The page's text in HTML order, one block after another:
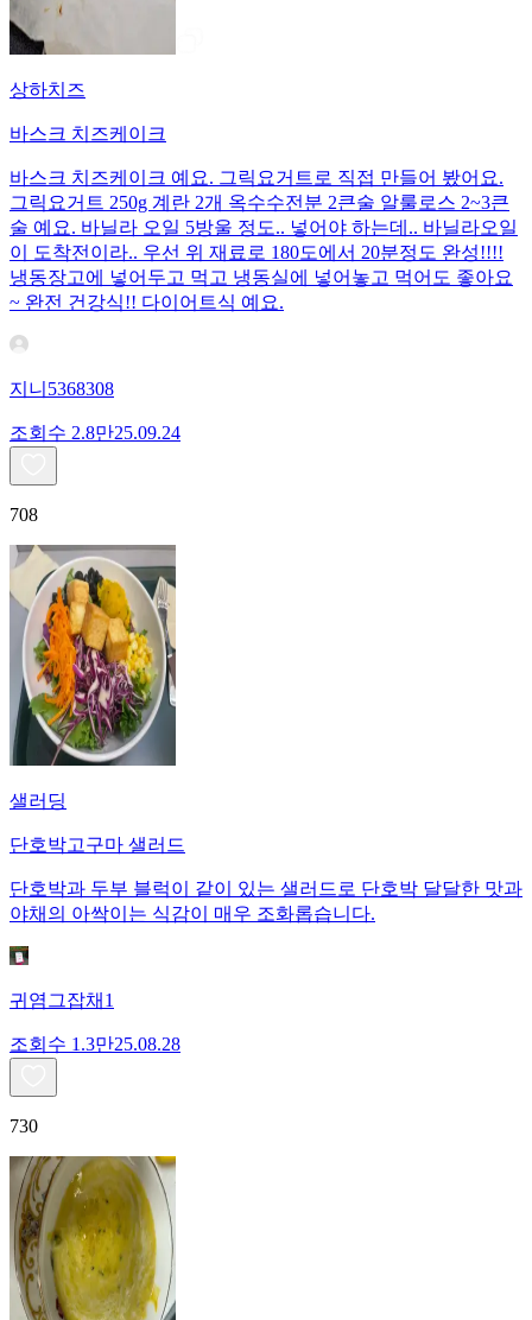
상하치즈
바스크 치즈케이크
바스크 치즈케이크 예요. 그릭요거트로 직접 만들어 봤어요.
그릭요거트 250g 계란 2개 옥수수전분 2큰술 알룰로스 2~3큰
술 예요. 바닐라 오일 5방울 정도.. 넣어야 하는데.. 바닐라오일
이 도착전이라.. 우선 위 재료로 180도에서 20분정도 완성!!!!
냉동장고에 넣어두고 먹고 냉동실에 넣어놓고 먹어도 좋아요
~ 완전 건강식!! 다이어트식 예요.
지니5368308
조회수 2.8만25.09.24
708
샐러딩
단호박고구마 샐러드
단호박과 두부 블럭이 같이 있는 샐러드로 단호박 달달한 맛과
야채의 아싹이는 식감이 매우 조화롭습니다.
귀염그잡채1
조회수 1.3만25.08.28
730